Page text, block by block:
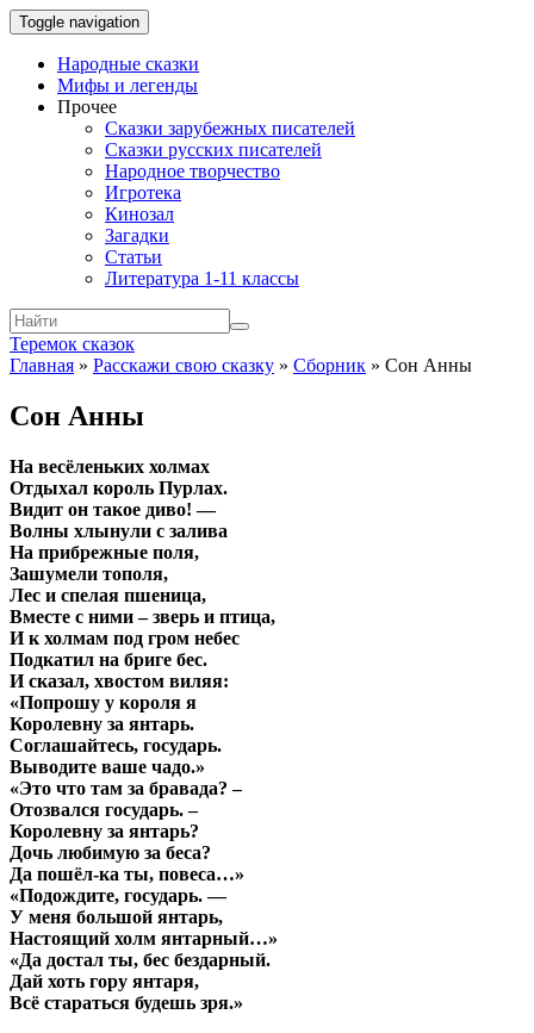
Toggle navigation
Народные сказки
Мифы и легенды
Прочее
Сказки зарубежных писателей
Сказки русских писателей
Народное творчество
Игротека
Кинозал
Загадки
Статьи
Литература 1-11 классы
Теремок сказок
Главная » Расскажи свою сказку » Сборник » Сон Анны
Сон Анны
На весёленьких холмах
Отдыхал король Пурлах.
Видит он такое диво! —
Волны хлынули с залива
На прибрежные поля,
Зашумели тополя,
Лес и спелая пшеница,
Вместе с ними – зверь и птица,
И к холмам под гром небес
Подкатил на бриге бес.
И сказал, хвостом виляя:
«Попрошу у короля я
Королевну за янтарь.
Соглашайтесь, государь.
Выводите ваше чадо.»
«Это что там за бравада? –
Отозвался государь. –
Королевну за янтарь?
Дочь любимую за беса?
Да пошёл-ка ты, повеса…»
«Подождите, государь. —
У меня большой янтарь,
Настоящий холм янтарный…»
«Да достал ты, бес бездарный.
Дай хоть гору янтаря,
Всё стараться будешь зря.»